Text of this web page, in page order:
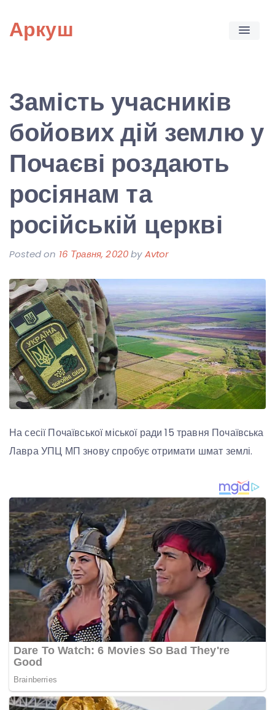
content
Аркуш
Замість учасників
бойових дій землю у
Почаєві роздають
росіянам та
російській церкві
Posted on 16 Травня, 2020byAvtor
На сесії Почаївської міської ради 15 травня Почаївська
Лавра УПЦ МП знову спробує отримати шмат землі.